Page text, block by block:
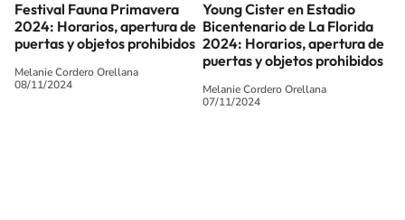
Festival Fauna Primavera
2024: Horarios, apertura de
puertas y objetos prohibidos
Melanie Cordero Orellana
08/11/2024
Young Cister en Estadio
Bicentenario de La Florida
2024: Horarios, apertura de
puertas y objetos prohibidos
Melanie Cordero Orellana
07/11/2024